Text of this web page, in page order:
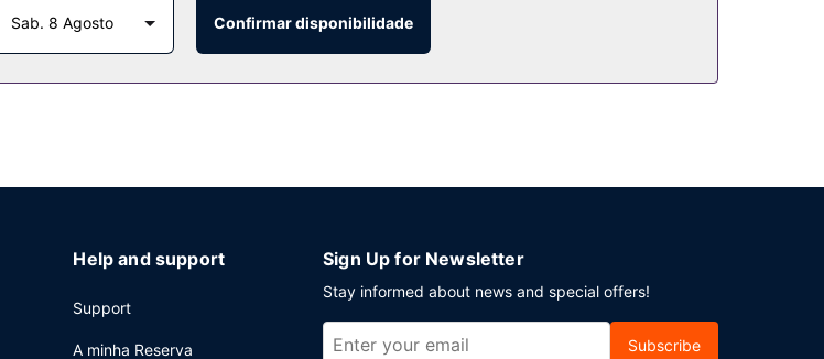
Sab. 8 Agosto Confirmar disponibilidade
Help and support
Support
A minha Reserva
Sign Up for Newsletter
Stay informed about news and special offers!
Subscribe